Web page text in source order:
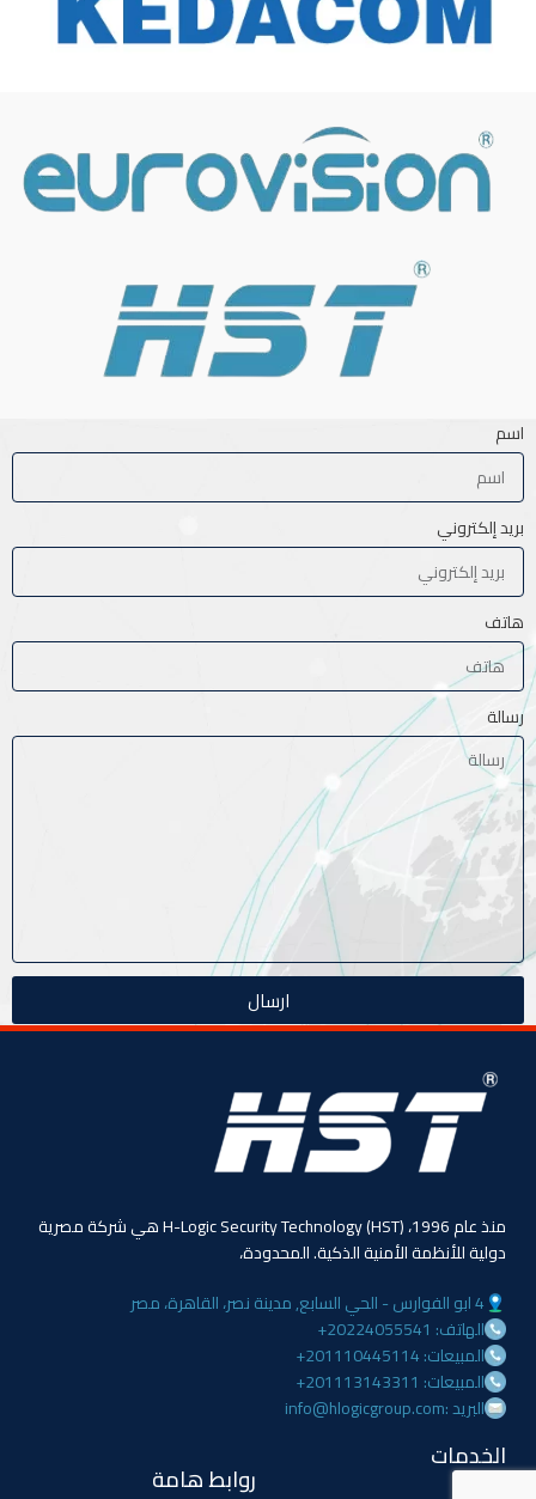
اسم
بريد إلكتروني
هاتف
رسالة
ارسال
منذ عام 1996، (HST) H-Logic Security Technology هي شركة مصرية
دولية للأنظمة الأمنية الذكية. المحدودة،
4 ابو الفوارس - الحي السابع, مدينة نصر، القاهرة، مصر
الهاتف: 20224055541+
المبيعات: 201110445114+
المبيعات: 201113143311+
البريد :info@hlogicgroup.com
الخدمات
روابط هامة